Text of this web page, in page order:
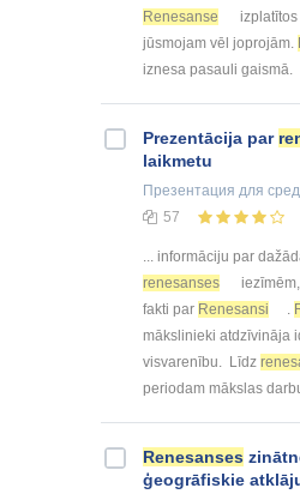
Renesanse
jūsmojam vēl joprojām.
iznesa pasauli gaismā.
Prezentācija par
laikmetu
Презентация для
57
... informāciju par
renesanses
fakti par Renesansi
mākslinieki atdzīvināja
visvarenību. Līdz
periodam mākslas
Renesanses
ģeogrāfiskie